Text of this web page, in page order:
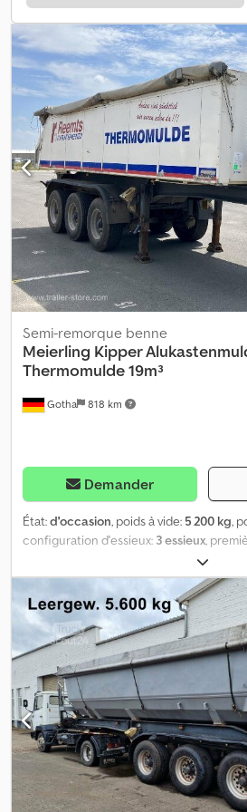
200 mm. Dimension des pneus : 385/65
chargement : 19 m³. 1er essieu : , 2ème
suspension pneumatique, protection
rabattable, essieu relevable avant,
électronique (EBS), porte arrière
roulant de toit, plateforme, benne
pôles, jantes en alliage léger. Vous
complète de véhicules sur . Vous
Avec notre service à valeur ajoutée,
solutions de financement sur mesure,
services de télématique. Nous sommes
vous conseiller. Dcedpfx Acjx Uunxelek
Gotha 818 km
Semi-remorque benne
Meierling Kipper
Thermomulde 19m³
Demander
État:d'occasion, poids à vide: 5 200 kg,
configuration d'essieux: 3 essieux ,
, longueur de l'espace de
de l’espace de chargement:2 300 mm,
chargement: 1 200 mm , volume de
m³, suspension:air , dimension des pneus:
blanc
, Année de construction:2006,
vide : 5 200 kg, poids total autorisé : 35
chargement (L x l x H) : 7 170 mm x 2 300
Dimension des pneus : 385/65 R22.5,
1er essieu : , 2ème essieu : , 3ème essieu
pneumatique, protection anti-
relevable avant, système de freinage
pendulaire intérieure, bâche roulante
isotherme, prise de raccordement 2x 7
léger. Retrouvez l'ensemble de notre